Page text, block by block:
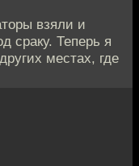
взяли и
сраку. Теперь я
местах, где